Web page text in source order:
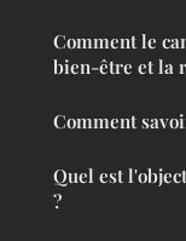
Comment le
bien-être et la
Comment
Quel est
?